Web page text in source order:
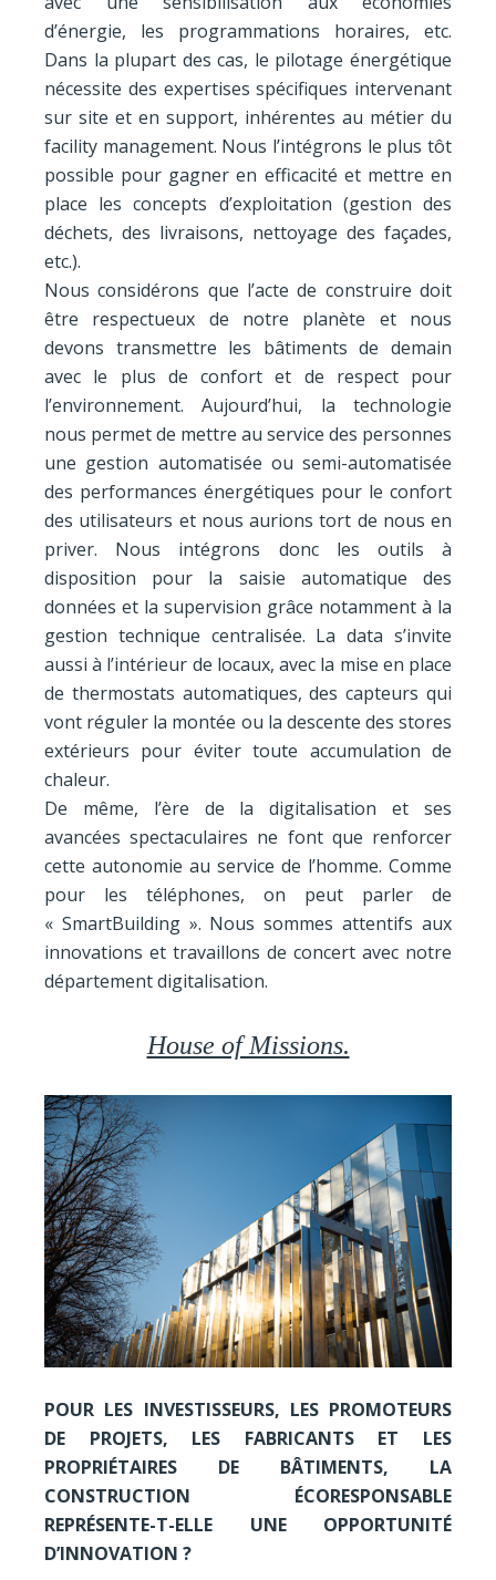
d’énergie, les programmations horaires, etc.
Dans la plupart des cas, le pilotage énergétique
nécessite des expertises spécifiques intervenant
sur site et en support, inhérentes au métier du
facility management. Nous l’intégrons le plus tôt
possible pour gagner en efficacité et mettre en
place les concepts d’exploitation (gestion des
déchets, des livraisons, nettoyage des façades,
etc.).
Nous considérons que l’acte de construire doit
être respectueux de notre planète et nous
devons transmettre les bâtiments de demain
avec le plus de confort et de respect pour
l’environnement. Aujourd’hui, la technologie
nous permet de mettre au service des personnes
une gestion automatisée ou semi-automatisée
des performances énergétiques pour le confort
des utilisateurs et nous aurions tort de nous en
priver. Nous intégrons donc les outils à
disposition pour la saisie automatique des
données et la supervision grâce notamment à la
gestion technique centralisée. La data s’invite
aussi à l’intérieur de locaux, avec la mise en place
de thermostats automatiques, des capteurs qui
vont réguler la montée ou la descente des stores
extérieurs pour éviter toute accumulation de
chaleur.
De même, l’ère de la digitalisation et ses
avancées spectaculaires ne font que renforcer
cette autonomie au service de l’homme. Comme
pour les téléphones, on peut parler de
« SmartBuilding ». Nous sommes attentifs aux
innovations et travaillons de concert avec notre
département digitalisation.
House of Missions.
POUR LES INVESTISSEURS, LES PROMOTEURS
DE PROJETS, LES FABRICANTS ET LES
PROPRIÉTAIRES DE BÂTIMENTS, LA
CONSTRUCTION ÉCORESPONSABLE
REPRÉSENTE-T-ELLE UNE OPPORTUNITÉ
D’INNOVATION ?